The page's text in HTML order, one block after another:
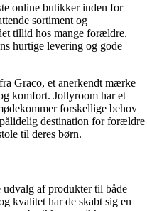
online butikker inden for
sortiment og
tillid hos mange forældre.
hurtige levering og gode
Graco, et anerkendt mærke
komfort. Jollyroom har et
forskellige behov
destination for forældre
til deres børn.
af produkter til både
kvalitet har de skabt sig en